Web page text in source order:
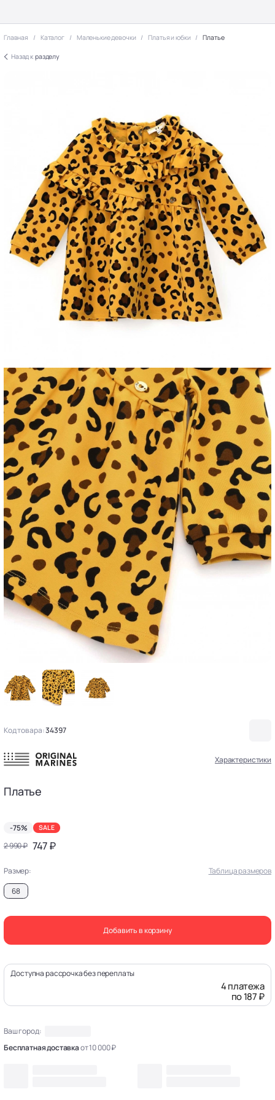
Главная Каталог Маленькие девочки Платья и юбки Платье
Назад к разделу
Код товара:34397
Характеристики
Платье
-75% SALE
2 990 ₽ 747 ₽
Размер:
Таблица размеров
68
Добавить в корзину
Доступна рассрочка без переплаты
4 платежа
по 187 ₽
Ваш город:
Бесплатная доставкаот 10 000 ₽